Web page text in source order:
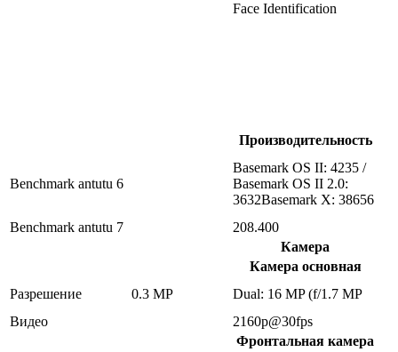
Face Identification
Производительность
Benchmark antutu 6
Basemark OS II: 4235 /
Basemark OS II 2.0:
3632Basemark X: 38656
Benchmark antutu 7
208.400
Камера
Камера основная
Разрешение
0.3 MP
Dual: 16 MP (f/1.7 MP
Видео
2160p@30fps
Фронтальная камера